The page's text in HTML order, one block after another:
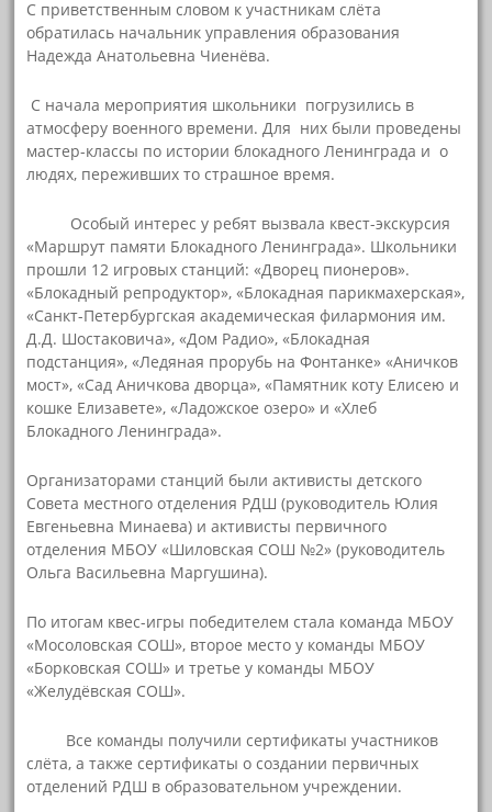
С приветственным словом к участникам слёта
обратилась начальник управления образования
Надежда Анатольевна Чиенёва.
С начала мероприятия школьники погрузились в
атмосферу военного времени. Для них были проведены
мастер-классы по истории блокадного Ленинграда и о
людях, переживших то страшное время.
Особый интерес у ребят вызвала квест-экскурсия
«Маршрут памяти Блокадного Ленинграда». Школьники
прошли 12 игровых станций: «Дворец пионеров».
«Блокадный репродуктор», «Блокадная парикмахерская»,
«Санкт-Петербургская академическая филармония им.
Д.Д. Шостаковича», «Дом Радио», «Блокадная
подстанция», «Ледяная прорубь на Фонтанке» «Аничков
мост», «Сад Аничкова дворца», «Памятник коту Елисею и
кошке Елизавете», «Ладожское озеро» и «Хлеб
Блокадного Ленинграда».
Организаторами станций были активисты детского
Совета местного отделения РДШ (руководитель Юлия
Евгеньевна Минаева) и активисты первичного
отделения МБОУ «Шиловская СОШ №2» (руководитель
Ольга Васильевна Маргушина).
По итогам квес-игры победителем стала команда МБОУ
«Мосоловская СОШ», второе место у команды МБОУ
«Борковская СОШ» и третье у команды МБОУ
«Желудёвская СОШ».
Все команды получили сертификаты участников
слёта, а также сертификаты о создании первичных
отделений РДШ в образовательном учреждении.